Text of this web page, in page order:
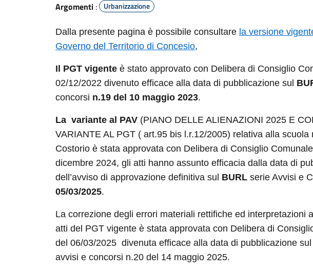
Argomenti : Urbanizzazione
Dalla presente pagina è possibile consultare la versione
Governo del Territorio di Concesio,
Il PGT vigente è stato approvato con Delibera di Consiglio
02/12/2022 divenuto efficace alla data di pubblicazione sul
concorsi n.19 del 10 maggio 2023.
La variante al PAV (PIANO DELLE ALIENAZIONI 2025 E
VARIANTE AL PGT ( art.95 bis l.r.12/2005) relativa alla scuola
Costorio è stata approvata con Delibera di Consiglio
dicembre 2024, gli atti hanno assunto efficacia dalla data di
dell’avviso di approvazione definitiva sul BURL serie Avvisi e
05/03/2025.
La correzione degli errori materiali rettifiche ed interpretazioni
atti del PGT vigente è stata approvata con Delibera di
del 06/03/2025 divenuta efficace alla data di pubblicazione sul
avvisi e concorsi n.20 del 14 maggio 2025.